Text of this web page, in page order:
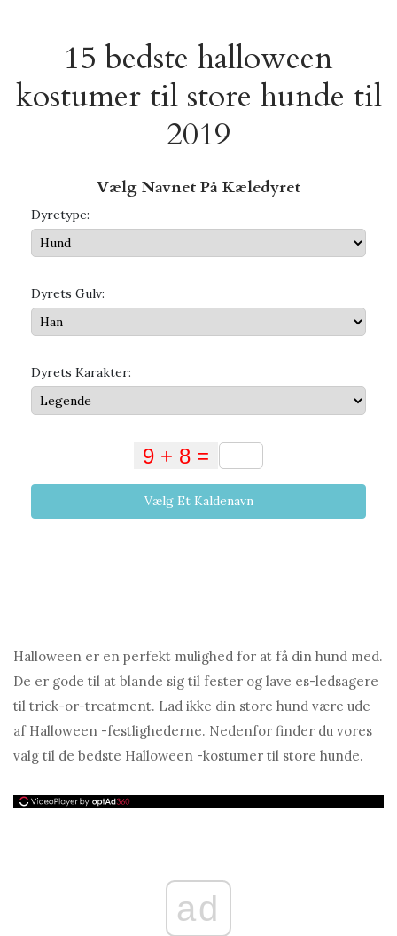
15 bedste halloween
kostumer til store hunde til
2019
Vælg Navnet På Kæledyret
Dyretype:
Dyrets Gulv:
Dyrets Karakter:
Vælg Et Kaldenavn
Halloween er en perfekt mulighed for at få din hund med.
De er gode til at blande sig til fester og lave es-ledsagere
til trick-or-treatment. Lad ikke din store hund være ude
af Halloween -festlighederne. Nedenfor finder du vores
valg til de bedste Halloween -kostumer til store hunde.
ad